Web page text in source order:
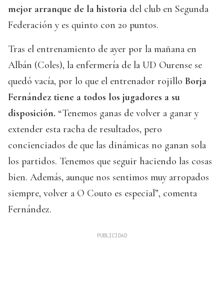
mejor arranque de la historia del club en Segunda
Federación y es quinto con 20 puntos.
Tras el entrenamiento de ayer por la mañana en
Albán (Coles), la enfermería de la UD Ourense se
quedó vacía, por lo que el entrenador rojillo Borja
Fernández tiene a todos los jugadores a su
disposición. “Tenemos ganas de volver a ganar y
extender esta racha de resultados, pero
concienciados de que las dinámicas no ganan sola
los partidos. Tenemos que seguir haciendo las cosas
bien. Además, aunque nos sentimos muy arropados
siempre, volver a O Couto es especial”, comenta
Fernández.